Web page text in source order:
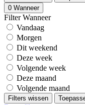
0 Wanneer
Filter Wanneer
Vandaag
Morgen
Dit weekend
Deze week
Volgende week
Deze maand
Volgende maand
Filters wissen